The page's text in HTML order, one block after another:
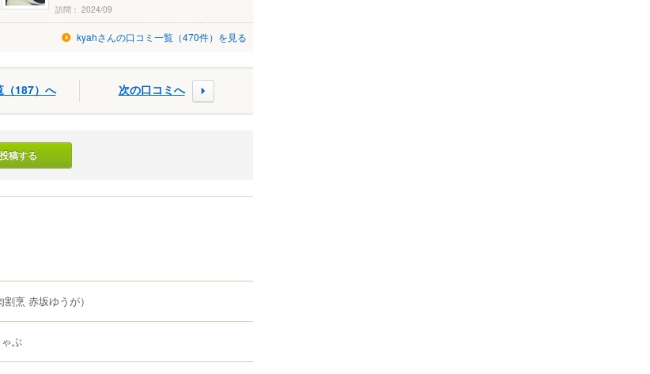
訪問： 2024/09
kyahさんの口コミ一覧（470件）を見る
（187）へ 次の口コミへ
稿する
割烹 赤坂ゆうが）
ぶ